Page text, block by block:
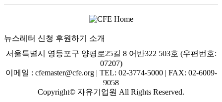
뉴스레터 신청 후원하기
소개
서울특별시 영등포구 양평로25길 8 어반322 503호 (우편번호:
07207)
이메일 : cfemaster@cfe.org | TEL: 02-3774-5000 | FAX: 02-6009-
9058
Copyright© 자유기업원 All Rights Reserved.